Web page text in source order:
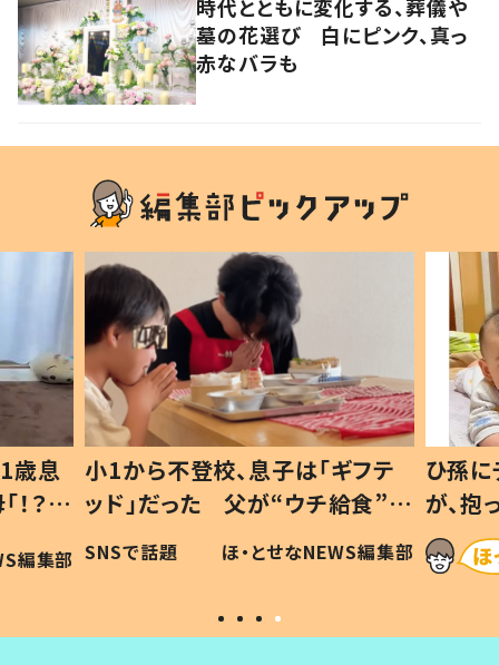
時代とともに変化する、葬儀や
墓の花選び 白にピンク、真っ
赤なバラも
歳息
？」
編集部
小1から不登校、息子は「ギフテ
ッド」だった 父が“ウチ給食”を
作り続ける理由とは #令和の親
#令和の子
SNSで話題 ほ・とせなNEWS編集部
ひ孫
が、
「涙が
い」